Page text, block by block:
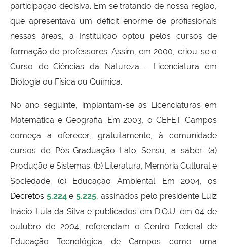
participação decisiva. Em se tratando de nossa região,
que apresentava um déficit enorme de profissionais
nessas áreas, a Instituição optou pelos cursos de
formação de professores. Assim, em 2000, criou-se o
Curso de Ciências da Natureza - Licenciatura em
Biologia ou Física ou Química.
No ano seguinte, implantam-se as Licenciaturas em
Matemática e Geografia. Em 2003, o CEFET Campos
começa a oferecer, gratuitamente, à comunidade
cursos de Pós-Graduação Lato Sensu, a saber: (a)
Produção e Sistemas; (b) Literatura, Memória Cultural e
Sociedade; (c) Educação Ambiental. Em 2004, os
Decretos 5.224e5.225, assinados pelo presidente Luiz
Inácio Lula da Silva e publicados em D.O.U. em 04 de
outubro de 2004, referendam o Centro Federal de
Educação Tecnológica de Campos como uma